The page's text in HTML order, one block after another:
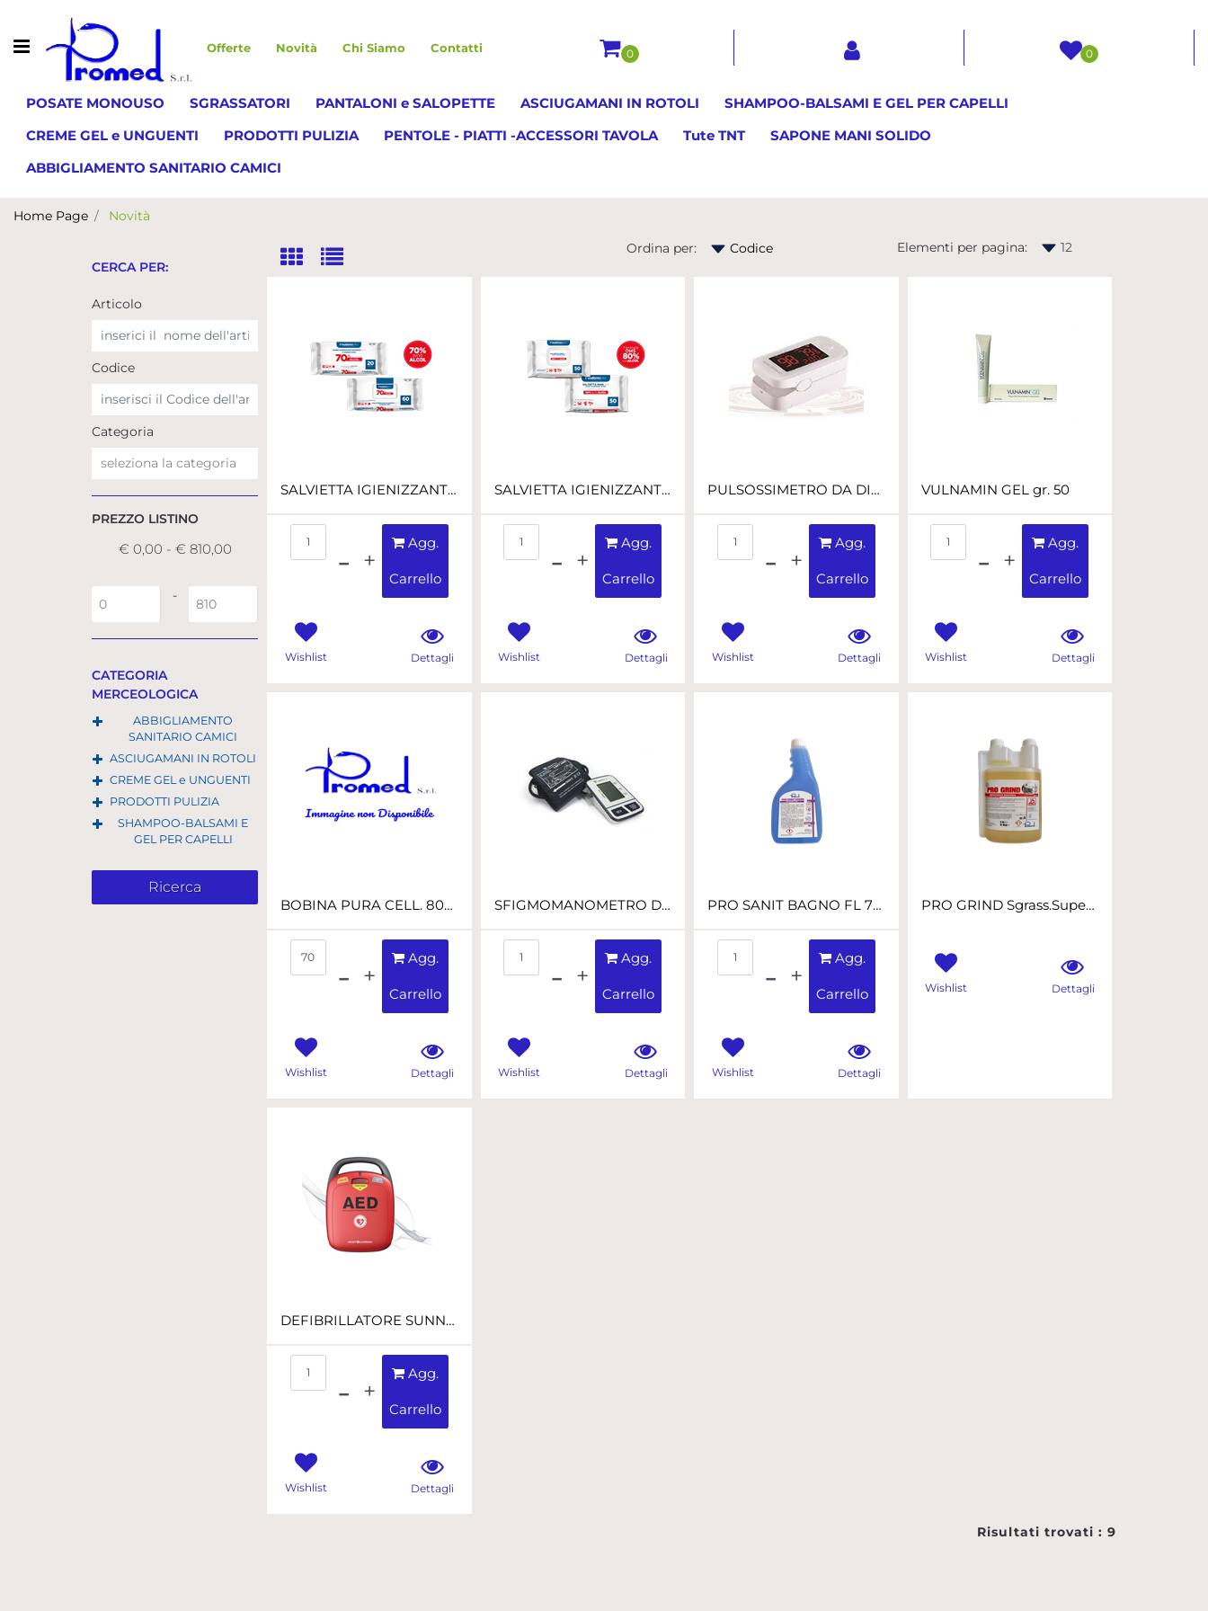
Open menu Offerte Novità Chi Siamo Contatti 0 0
POSATE MONOUSO SGRASSATORI PANTALONI e SALOPETTE ASCIUGAMANI IN ROTOLI
SHAMPOO-BALSAMI E GEL PER CAPELLI
CREME GEL e UNGUENTI
PRODOTTI PULIZIA PENTOLE - PIATTI -ACCESSORI TAVOLA Tute TNT
SAPONE MANI SOLIDO
ABBIGLIAMENTO SANITARIO CAMICI
Home Page Novità
CERCA PER:
Articolo
Codice
Categoria
PREZZO LISTINO
€ 0,00 - € 810,00
Prezzo minimo
-
CATEGORIA
MERCEOLOGICA
ABBIGLIAMENTO
SANITARIO CAMICI
ASCIUGAMANI IN ROTOLI
CREME GEL e UNGUENTI
PRODOTTI PULIZIA
SHAMPOO-BALSAMI E
GEL PER CAPELLI
Ordina per: Elementi per pagina:
SALVIETTA IGIENIZZANTE ALX PER SUPERFICI 19X22 CONF.20PZ
Agg.
Carrello
Wishlist Dettagli
SALVIETTA IGIENIZZANTE MANI 60% ALCOOL CONF. 50 SALV.
Agg.
Carrello
Wishlist Dettagli
PULSOSSIMETRO DA DITO -
Agg.
Carrello
Wishlist Dettagli
VULNAMIN GEL gr. 50
Agg.
Carrello
Wishlist Dettagli
BOBINA PURA CELL. 800 STRAPPI 2V CF2BOBINE
Agg.
Carrello
Wishlist Dettagli
SFIGMOMANOMETRO DIG. LCD 4 POLLICI
Agg.
Carrello
Wishlist Dettagli
PRO SANIT BAGNO FL 750 ML
Agg.
Carrello
Wishlist Dettagli
PRO GRIND Sgrass.Supercontentrato 1X5 C/DOSATORE
Wishlist Dettagli
DEFIBRILLATORE SUNNEXT COMPLETO DI ACCESSORI
Agg.
Carrello
Wishlist Dettagli
Risultati trovati : 9